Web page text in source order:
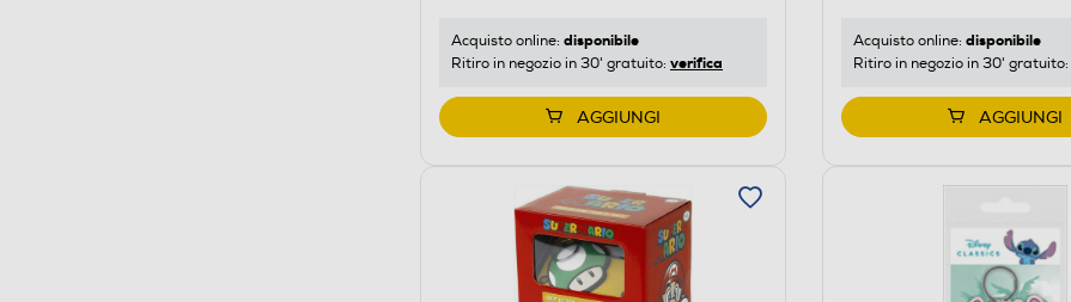
Acquisto online: disponibile
Ritiro in negozio in 30' gratuito: verifica
AGGIUNGI
Acquisto online: disponibile
Ritiro in negozio in 30' gratuito:
AGGIUNGI